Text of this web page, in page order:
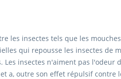
les insectes tels que les
qui repousse les insectes de
insectes n'aiment pas l'odeur
a, outre son effet répulsif contre